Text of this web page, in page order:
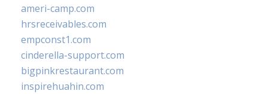
ameri-camp.com
hrsreceivables.com
empconst1.com
cinderella-support.com
bigpinkrestaurant.com
inspirehuahin.com